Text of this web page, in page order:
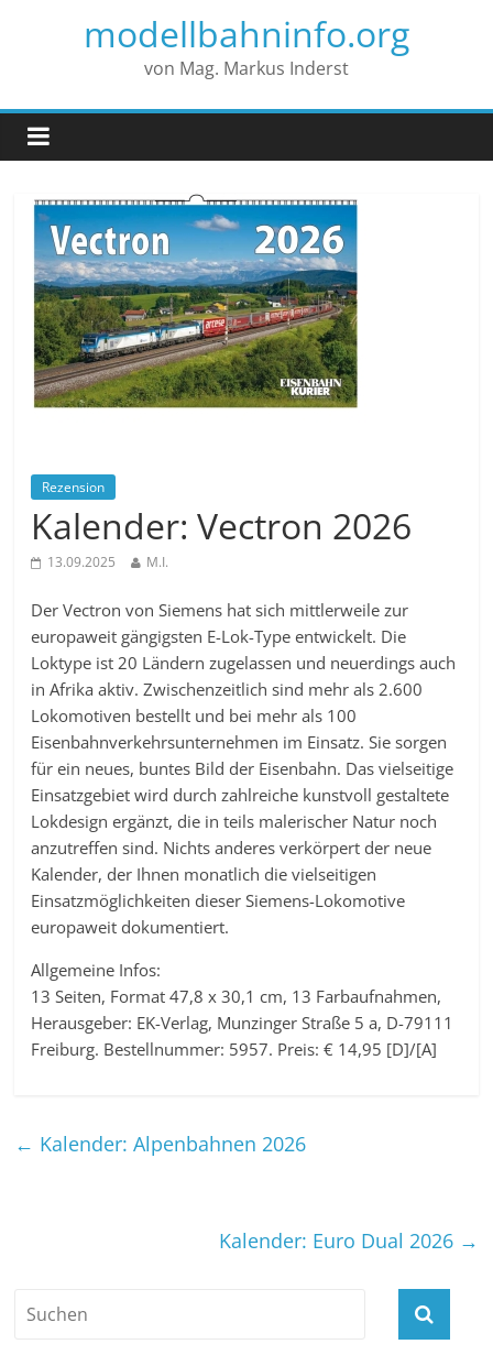
modellbahninfo.org
von Mag. Markus Inderst
Rezension
Kalender: Vectron 2026
13.09.2025 M.I.
Der Vectron von Siemens hat sich mittlerweile zur
europaweit gängigsten E-Lok-Type entwickelt. Die
Loktype ist 20 Ländern zugelassen und neuerdings auch
in Afrika aktiv. Zwischenzeitlich sind mehr als 2.600
Lokomotiven bestellt und bei mehr als 100
Eisenbahnverkehrsunternehmen im Einsatz. Sie sorgen
für ein neues, buntes Bild der Eisenbahn. Das vielseitige
Einsatzgebiet wird durch zahlreiche kunstvoll gestaltete
Lokdesign ergänzt, die in teils malerischer Natur noch
anzutreffen sind. Nichts anderes verkörpert der neue
Kalender, der Ihnen monatlich die vielseitigen
Einsatzmöglichkeiten dieser Siemens-Lokomotive
europaweit dokumentiert.
Allgemeine Infos:
13 Seiten, Format 47,8 x 30,1 cm, 13 Farbaufnahmen,
Herausgeber: EK-Verlag, Munzinger Straße 5 a, D-79111
Freiburg. Bestellnummer: 5957. Preis: € 14,95 [D]/[A]
← Kalender: Alpenbahnen 2026
Kalender: Euro Dual 2026 →